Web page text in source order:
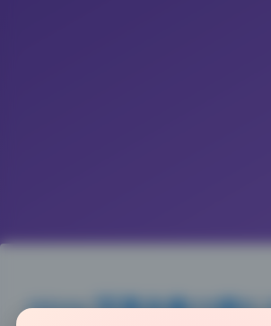
Hizzy 写真合集10套